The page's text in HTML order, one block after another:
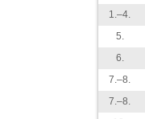
1.–4.
5.
6.
7.–8.
7.–8.